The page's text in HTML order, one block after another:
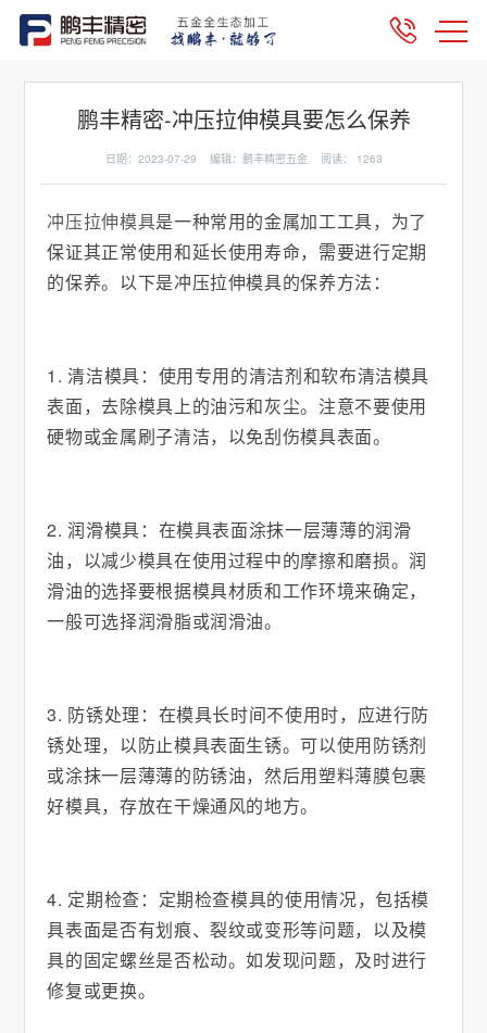
鹏丰精密-冲压拉伸模具要怎么保养
日期：2023-07-29 编辑：鹏丰精密五金 阅读： 1263
冲压拉伸模具是一种常用的金属加工工具，为了
保证其正常使用和延长使用寿命，需要进行定期
的保养。以下是冲压拉伸模具的保养方法：
1. 清洁模具：使用专用的清洁剂和软布清洁模具
表面，去除模具上的油污和灰尘。注意不要使用
硬物或金属刷子清洁，以免刮伤模具表面。
2. 润滑模具：在模具表面涂抹一层薄薄的润滑
油，以减少模具在使用过程中的摩擦和磨损。润
滑油的选择要根据模具材质和工作环境来确定，
一般可选择润滑脂或润滑油。
3. 防锈处理：在模具长时间不使用时，应进行防
锈处理，以防止模具表面生锈。可以使用防锈剂
或涂抹一层薄薄的防锈油，然后用塑料薄膜包裹
好模具，存放在干燥通风的地方。
4. 定期检查：定期检查模具的使用情况，包括模
具表面是否有划痕、裂纹或变形等问题，以及模
具的固定螺丝是否松动。如发现问题，及时进行
修复或更换。